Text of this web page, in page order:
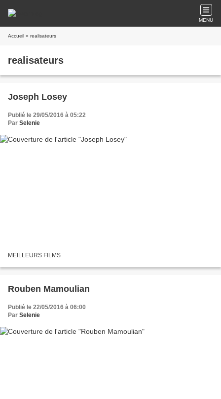
MENU
Accueil » realisateurs
realisateurs
Joseph Losey
Publié le 29/05/2016 à 05:22
Par Selenie
MEILLEURS FILMS
Rouben Mamoulian
Publié le 22/05/2016 à 06:00
Par Selenie